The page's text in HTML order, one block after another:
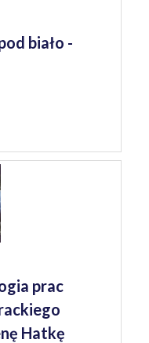
biało -
prac
Hatkę